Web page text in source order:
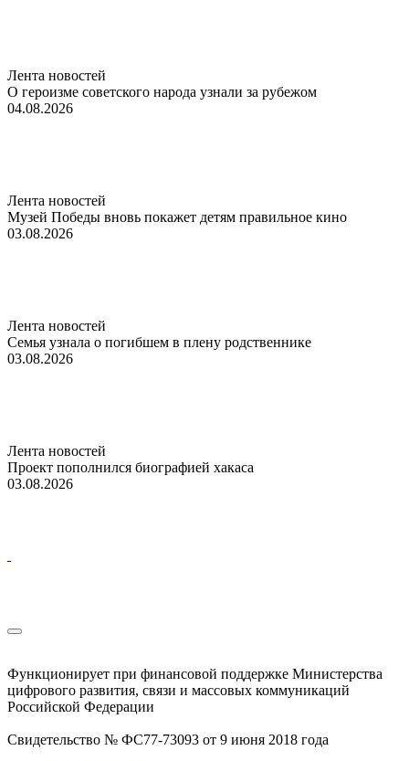
Лента новостей
О героизме советского народа узнали за рубежом
04.08.2026
Лента новостей
Музей Победы вновь покажет детям правильное кино
03.08.2026
Лента новостей
Семья узнала о погибшем в плену родственнике
03.08.2026
Лента новостей
Проект пополнился биографией хакаса
03.08.2026
Функционирует при финансовой поддержке Министерства
цифрового развития, связи и массовых коммуникаций
Российской Федерации
Свидетельство № ФС77-73093 от 9 июня 2018 года